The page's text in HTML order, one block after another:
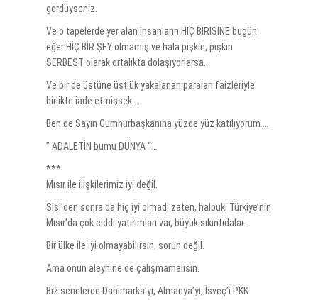
gördüyseniz.
Ve o tapelerde yer alan insanların HİÇ BİRİSİNE bugün
eğer HİÇ BİR ŞEY olmamış ve hala pişkin, pişkin
SERBEST olarak ortalıkta dolaşıyorlarsa..
Ve bir de üstüne üstlük yakalanan paraları faizleriyle
birlikte iade etmişsek …
Ben de Sayın Cumhurbaşkanına yüzde yüz katılıyorum …
” ADALETİN bumu DÜNYA “….
***
Mısır ile ilişkilerimiz iyi değil.
Sisi’den sonra da hiç iyi olmadı zaten, halbuki Türkiye’nin
Mısır’da çok ciddi yatırımları var, büyük sıkıntıdalar.
Bir ülke ile iyi olmayabilirsin, sorun değil.
Ama onun aleyhine de çalışmamalısın.
Biz senelerce Danimarka’yı, Almanya’yı, İsveç’i PKK